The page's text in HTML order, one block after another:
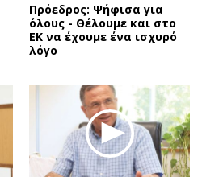
Πρόεδρος: Ψήφισα για
όλους - Θέλουμε και στο
ΕΚ να έχουμε ένα ισχυρό
λόγο